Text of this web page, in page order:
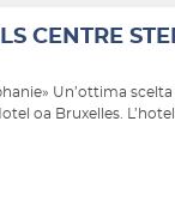
CENTRE
Un’ottima
oa Bruxelles.